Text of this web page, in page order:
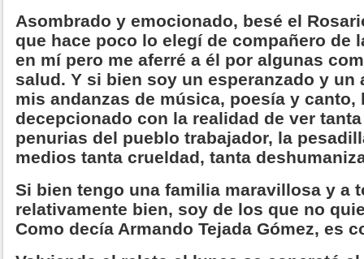
Asombrado y emocionado, besé el
que hace poco lo elegí de compañero de
en mí pero me aferré a él por algunas
salud. Y si bien soy un esperanzado y un
mis andanzas de música, poesía y canto,
decepcionado con la realidad de ver
penurias del pueblo trabajador, la
medios tanta crueldad, tanta
Si bien tengo una familia maravillosa y a
relativamente bien, soy de los que no
Como decía Armando Tejada Gómez, es